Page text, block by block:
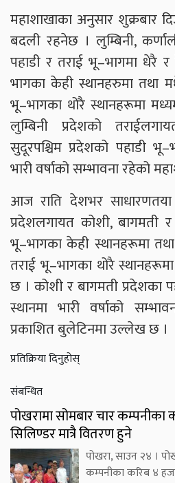
महाशाखाका अनुसार शुक्रबार
बदली रहनेछ । लुम्बिनी,
पहाडी र तराई भू–भागमा धेरै
भागका केही स्थानहरुमा तथा
भू–भागका थोरै स्थानहरूमा
लुम्बिनी प्रदेशको
सुदूरपश्चिम प्रदेशको पहाडी
भारी वर्षाको सम्भावना रहेको
आज राति देशभर
प्रदेशलगायत कोशी, बागमती
भू–भागका केही स्थानहरूमा
तराई भू–भागका थोरै
छ । कोशी र बागमती प्रदेशका
स्थानमा भारी वर्षाको
प्रकाशित बुलेटिनमा उल्लेख छ ।
प्रतिक्रिया दिनुहोस्
संबन्धित
पोखरामा सोमबार चार कम्पनीका
सिलिण्डर मात्रै वितरण हुने
पोखरा, साउन २४ ।
कम्पनीका करिब ४